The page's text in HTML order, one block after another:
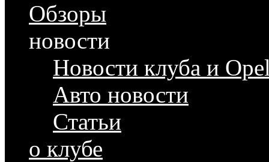
Обзоры
новости
Новости клуба и
Авто новости
Статьи
о клубе